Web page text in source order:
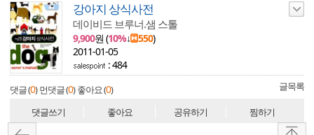
강아지 상식사전
데이비드 브루너.샘 스톨
9,900원 (10%↓ 550)
2011-01-05
: 484
댓글 (0) 먼댓글 (0) 좋아요 (0) 글목록
댓글쓰기 좋아요 공유하기 찜하기